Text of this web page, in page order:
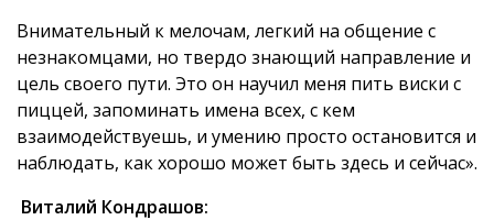
Внимательный к мелочам, легкий на общение с
незнакомцами, но твердо знающий направление и
цель своего пути. Это он научил меня пить виски с
пиццей, запоминать имена всех, с кем
взаимодействуешь, и умению просто остановится и
наблюдать, как хорошо может быть здесь и сейчас».
Виталий Кондрашов: